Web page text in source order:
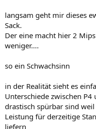
langsam geht mir dieses
Sack.
Der eine macht hier 2
weniger....
so ein Schwachsinn
in der Realität sieht es
Unterschiede zwischen
drastisch spürbar sind
Leistung für derzeitige
liefern